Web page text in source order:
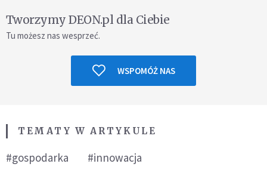
Tworzymy DEON.pl dla Ciebie
Tu możesz nas wesprzeć.
WSPOMÓŻ NAS
TEMATY W ARTYKULE
#gospodarka #innowacja